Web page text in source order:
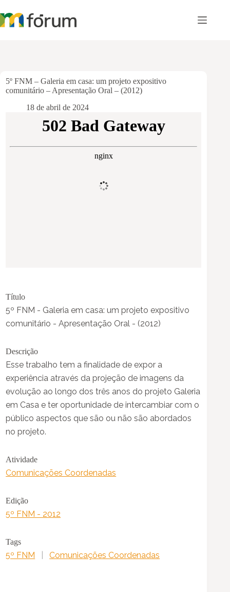
para
o
5º FNM – Galeria em casa: um projeto expositivo
comunitário – Apresentação Oral – (2012)
18 de abril de 2024
Título
5º FNM - Galeria em casa: um projeto expositivo
comunitário - Apresentação Oral - (2012)
Descrição
Esse trabalho tem a finalidade de expor a
experiência através da projeção de imagens da
evolução ao longo dos três anos do projeto Galeria
em Casa e ter oportunidade de intercambiar com o
público aspectos que são ou não são abordados
no projeto.
Atividade
Comunicações Coordenadas
Edição
5º FNM - 2012
Tags
5º FNM Comunicações Coordenadas